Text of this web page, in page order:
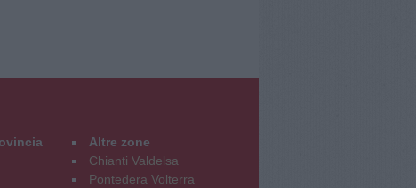
Altre zone
Chianti Valdelsa
Pontedera Volterra